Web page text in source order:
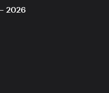
после
доступ
2026